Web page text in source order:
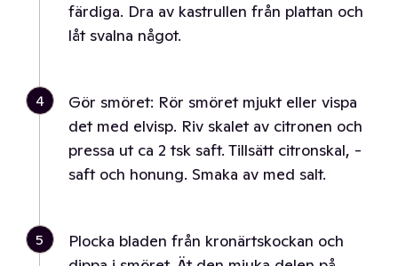
färdiga. Dra av kastrullen från plattan och
låt svalna något.
4
Gör smöret: Rör smöret mjukt eller vispa
det med elvisp. Riv skalet av citronen och
pressa ut ca 2 tsk saft. Tillsätt citronskal, -
saft och honung. Smaka av med salt.
5
Plocka bladen från kronärtskockan och